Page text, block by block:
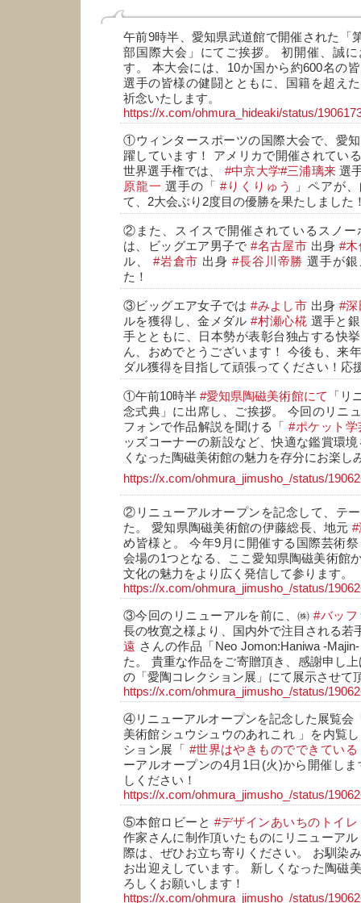
午前9時半、愛知県武道館で開催された「
部国際大会」にてご挨拶。 初開催、誠
す。 本大会には、10か国から約600名の
選手の皆様の健闘とともに、国籍を超え
祈念いたします。
https://x.com/ohmura_hideaki/status/
①ウィンタースポーツの国際大会で、愛
躍しています！ アメリカで開催されてい
世界選手権では、 #中京大学#三浦璃来 選
原龍一 選手の「#りくりゅう
」ペアが
て、2大会ぶり2度目の優勝を果たしました
②また、スイスで開催されているスノー
は、ビッグエア男子で#名古屋市 出身 #木
ル、 #岩倉市 出身 #長谷川帝勝 選手が
た！
③ビッグエア女子では#みよし市 出身 #深
ルを獲得し、金メダル#村瀬心椛 選手と
手とともに、日本勢が表彰台独占する快
ん、おめでとうございます！ 今後も、来
ダル獲得を目指して頑張ってください！応
①午前10時半#愛知県陶磁美術館にて
「リ
念式典」に出席し、ご挨拶。 今回のリニ
フォンで作品解説を聞ける「#ポケット学
ッズコーナーの新設など、快適な鑑賞環
くなった陶磁美術館の魅力を存分にお楽し
https://x.com/ohmura_jimusho_/status/
②リニューアルオープンを記念して、テ
た。 愛知県陶磁美術館の伊藤総長、地元 #
め皆様と。 今年9月に開催する国際芸術
会場の1つとなる、ここ愛知県陶磁美術館
文化の魅力をより広く発信して参ります。
https://x.com/ohmura_jimusho_/status/
③今回のリニューアルを前に、㈱#バッフ
長の牧寛之様より、国内外で注目される若
遠 さんの作品「Neo Jomon:Haniwa -
た。 貴重な作品をご寄贈頂き、感謝申し
の「愛陶コレクション展」にて展示させて
https://x.com/ohmura_jimusho_/status/
④リニューアルオープンを記念した展覧会
美術館シュウシュウのあれこれ 」を内覧
ション展「 #世界はやきものでできている
ーアルオープンの4月1日(火)から開催し
しください！
https://x.com/ohmura_jimusho_/status/
⑤本館ロビーと #デザインあいちのトイレ
作家さんに制作頂いたものにリニューア
際は、ぜひお立ち寄りください。 お馴染
お出迎えしています。 新しくなった陶磁
ろしくお願いします！
https://x.com/ohmura_jimusho_/status/